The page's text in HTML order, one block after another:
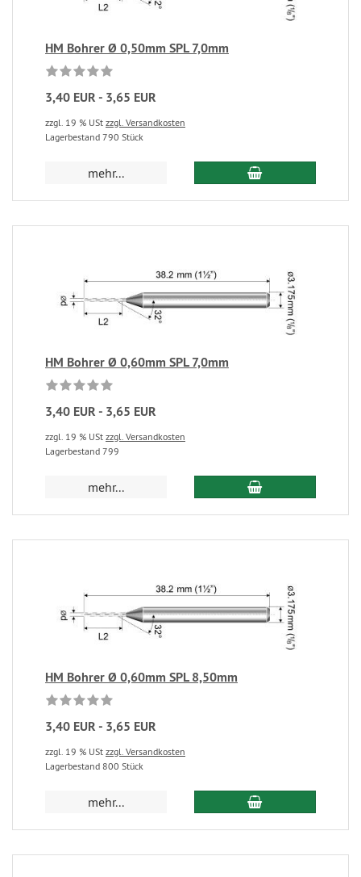
HM Bohrer Ø 0,50mm SPL 7,0mm
3,40 EUR - 3,65 EUR
zzgl. 19 % USt zzgl. Versandkosten
Lagerbestand 790 Stück
mehr...
HM Bohrer Ø 0,60mm SPL 7,0mm
3,40 EUR - 3,65 EUR
zzgl. 19 % USt zzgl. Versandkosten
Lagerbestand 799
mehr...
HM Bohrer Ø 0,60mm SPL 8,50mm
3,40 EUR - 3,65 EUR
zzgl. 19 % USt zzgl. Versandkosten
Lagerbestand 800 Stück
mehr...